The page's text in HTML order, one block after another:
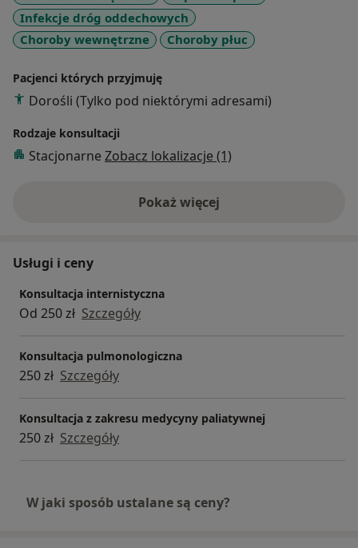
Infekcje dróg oddechowych
Choroby wewnętrzne
Choroby płuc
Pacjenci których przyjmuję
Dorośli (Tylko pod niektórymi adresami)
Rodzaje konsultacji
Stacjonarne Zobacz lokalizacje (1)
Pokaż więcejo doświadczeniu
Usługi i ceny
Konsultacja internistyczna
Od 250 zł Szczegóły
Konsultacja pulmonologiczna
250 zł Szczegóły
Konsultacja z zakresu medycyny paliatywnej
250 zł Szczegóły
W jaki sposób ustalane są ceny?